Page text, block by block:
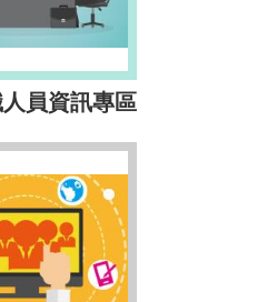
員資訊專區